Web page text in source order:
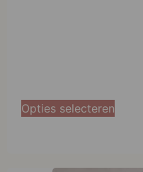
Opties selecteren